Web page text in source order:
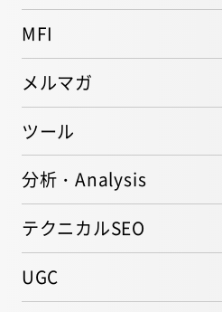
MFI
メルマガ
ツール
分析・Analysis
テクニカルSEO
UGC